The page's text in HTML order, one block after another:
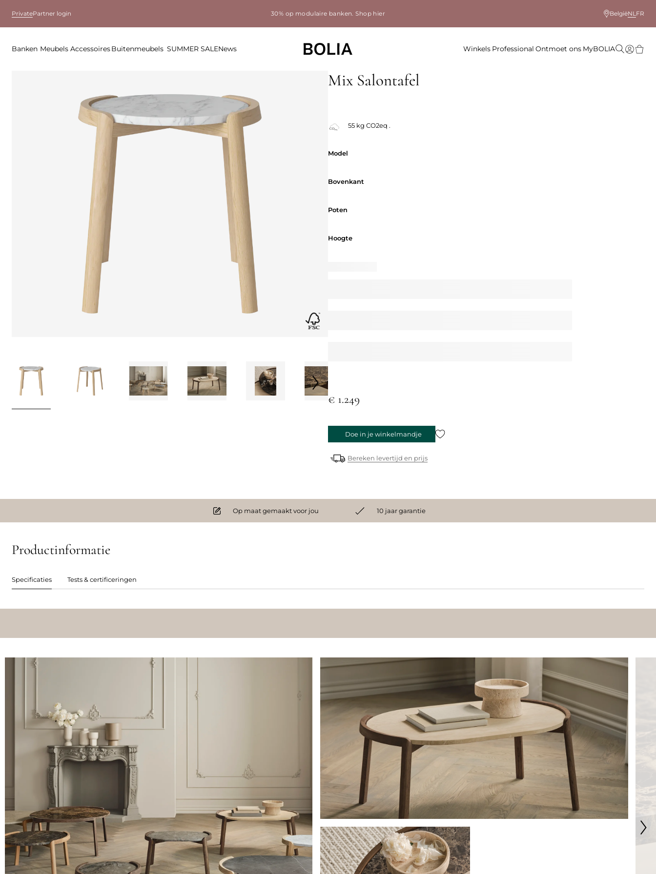
PrivatePartner login 30% op modulaire banken.Shop hier BelgiëNLFR
Banken Meubels AccessoiresBuitenmeubels SUMMER SALENews Winkels Professional Ontmoet ons MyBOLIA
Mix Salontafel
55 kg CO2eq .
Model
Bovenkant
Poten
Hoogte
€ 1.249
Doe in je winkelmandje
Bereken levertijd en prijs
Op maat gemaakt voor jou 10 jaar garantie
Productinformatie
Specificaties Tests & certificeringen